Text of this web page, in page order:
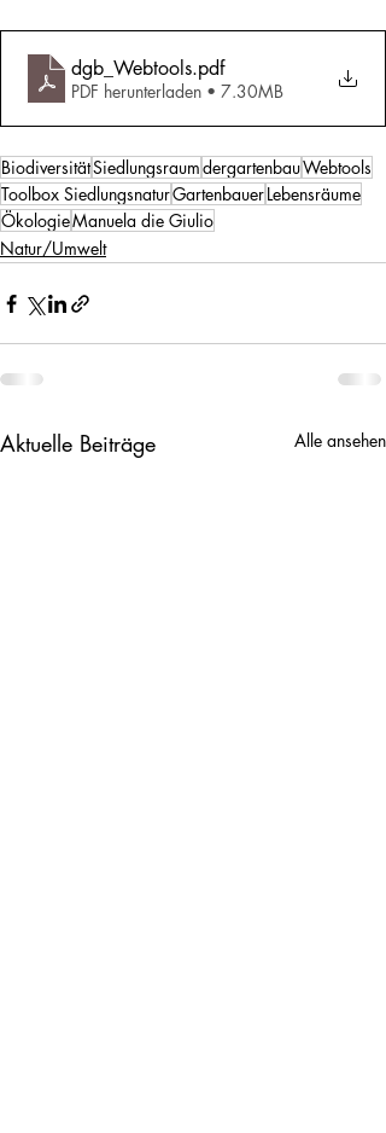
dgb_Webtools.pdf
PDF herunterladen • 7.30MB
BiodiversitätSiedlungsraumdergartenbauWebtools
Toolbox SiedlungsnaturGartenbauerLebensräume
ÖkologieManuela die Giulio
Natur/Umwelt
Aktuelle Beiträge Alle ansehen